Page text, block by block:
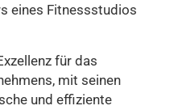
eines Fitnessstudios
für das
mit seinen
und effiziente